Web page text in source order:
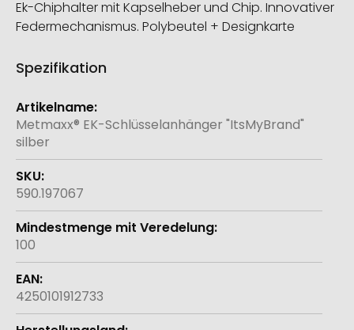
Ek-Chiphalter mit Kapselheber und Chip. Innovativer
Federmechanismus. Polybeutel + Designkarte
Spezifikation
Weitere
Informationen
Metmaxx® EK-Schlüsselanhänger "ItsMyBrand"
silber
590.197067
100
4250101912733